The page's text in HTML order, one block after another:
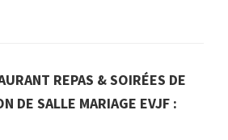
REPAS & SOIRÉES DE
DE SALLE MARIAGE EVJF :